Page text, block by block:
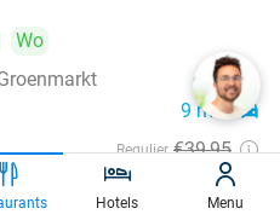
Wo
8.6star
9 min.directions_car
Regulier €39,95
€19
Hotels Menu